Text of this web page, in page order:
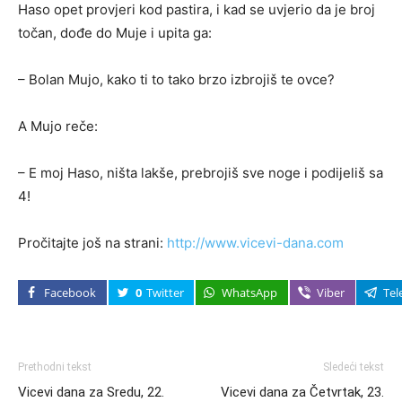
Haso opet provjeri kod pastira, i kad se uvjerio da je broj
točan, dođe do Muje i upita ga:
– Bolan Mujo, kako ti to tako brzo izbrojiš te ovce?
A Mujo reče:
– E moj Haso, ništa lakše, prebrojiš sve noge i podijeliš sa
4!
Pročitajte još na strani: http://www.vicevi-dana.com
Facebook 0 Twitter WhatsApp Viber
Prethodni tekst
Vicevi dana za Sredu, 22.
Sledeći tekst
Vicevi dana za Četvrtak, 23.